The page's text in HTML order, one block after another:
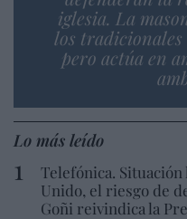
iglesia. La
los
pero actúa en
Lo más leído
Telefónica.
Unido, el riesgo de
Goñi reivindica la